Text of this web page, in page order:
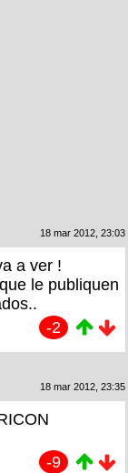
18 mar 2012, 23:03
a ver !
le publiquen
-2
18 mar 2012, 23:35
-9